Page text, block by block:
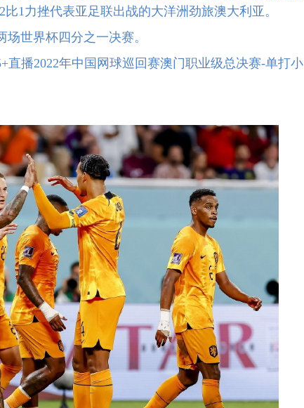
1力挫代表亚足联出战的大洋洲劲旅澳大利亚。
世界杯四分之一决赛。
播2022年中国网球巡回赛澳门职业级总决赛-单打小